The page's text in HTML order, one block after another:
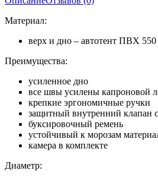
Материал:
верх и дно – автотент ПВХ 550
Преимущества:
усиленное дно
все швы усилены капроновой
крепкие эргономичные ручки
защитный внутренний клапан
буксировочный ремень
устойчивый к морозам
камера в комплекте
Диаметр: